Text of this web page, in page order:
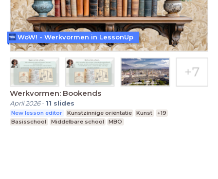
Werkvormen: Bookends
April 2026- 11 slides
New lesson editor Kunstzinnige oriëntatie Kunst
+19
Basisschool
Middelbare school MBO
WoW! - Werkvormen in LessonUp